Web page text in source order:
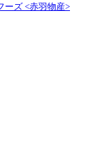
ーズ <赤羽物産>